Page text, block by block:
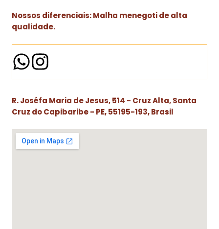
Nossos diferenciais: Malha menegoti de alta
qualidade.
R. Joséfa Maria de Jesus, 514 - Cruz Alta, Santa
Cruz do Capibaribe - PE, 55195-193, Brasil